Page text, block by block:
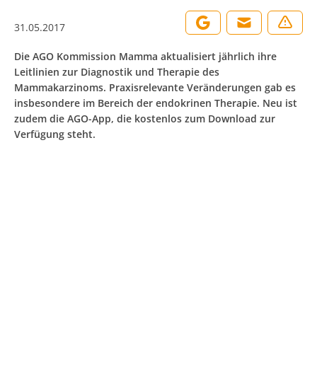
31.05.2017
Die AGO Kommission Mamma aktualisiert jährlich ihre
Leitlinien zur Diagnostik und Therapie des
Mammakarzinoms. Praxisrelevante Veränderungen gab es
insbesondere im Bereich der endokrinen Therapie. Neu ist
zudem die AGO-App, die kostenlos zum Download zur
Verfügung steht.